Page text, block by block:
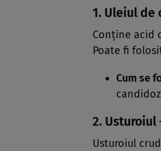
1. Uleiul de
Conține acid
Poate fi
Cum se
2.
Usturoiul